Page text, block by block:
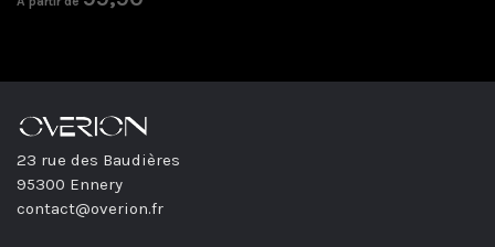
23 rue des Baudières
95300 Ennery
contact@overion.fr